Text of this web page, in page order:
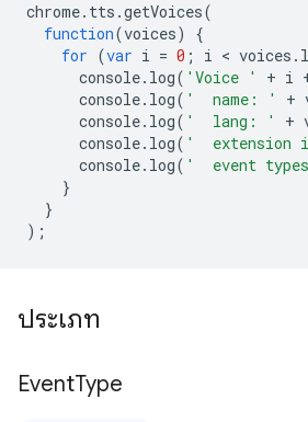
chrome. tts .getVoices(
function(voices)
{
for (var i = 0 ; i < voices .
console. log( 'Voice ' + i
console. log( '  name: ' +
console. log( '  lang: ' +
console. log( '  extension
console. log( '  event
}
}
);
ประเภท
EventType